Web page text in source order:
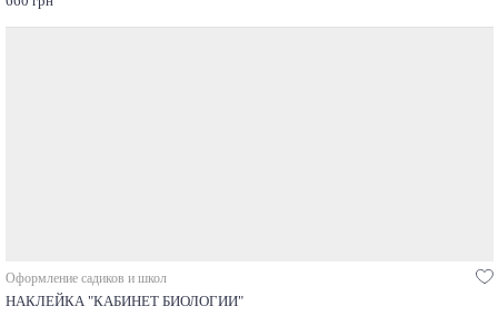
Оформление садиков и школ
НАКЛЕЙКА "КАБИНЕТ БИОЛОГИИ"